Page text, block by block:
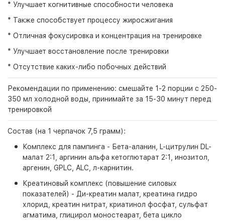
* Улучшает когнитивные способности человека
* Также способствует процессу жиросжигания
* Отличная фокусировка и концентрация на тренировке
* Улучшает восстановление после тренировки
* Отсутствие каких-либо побочных действий
Рекомендации по применению: смешайте 1-2 порции с 250-
350 мл холодной воды, принимайте за 15-30 минут перед
тренировкой
Состав (на 1 черпачок 7,5 грамм):
Комплекс для пампинга - Бета-аланин, L-цитрулин DL-
малат 2:1, аргинин альфа кетоглютарат 2:1, инозитол,
аргенин, GPLC, ALC, л-карнитин.
Креатиновый комплекс (повышение силовых
показателей) - Ди-креатин малат, креатина гидро
хлорид, креатин нитрат, криатинол фосфат, сульфат
агматима, глицирол моностеарат, бета цикло